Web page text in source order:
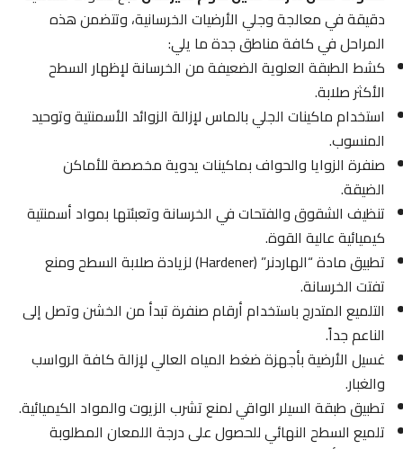
دقيقة في معالجة وجلي الأرضيات الخرسانية، وتتضمن هذه
المراحل في كافة مناطق جدة ما يلي:
كشط الطبقة العلوية الضعيفة من الخرسانة لإظهار السطح
الأكثر صلابة.
استخدام ماكينات الجلي بالماس لإزالة الزوائد الأسمنتية وتوحيد
المنسوب.
صنفرة الزوايا والحواف بماكينات يدوية مخصصة للأماكن
الضيقة.
تنظيف الشقوق والفتحات في الخرسانة وتعبئتها بمواد أسمنتية
كيميائية عالية القوة.
تطبيق مادة “الهاردنر” (Hardener) لزيادة صلابة السطح ومنع
تفتت الخرسانة.
التلميع المتدرج باستخدام أرقام صنفرة تبدأ من الخشن وتصل إلى
الناعم جداً.
غسيل الأرضية بأجهزة ضغط المياه العالي لإزالة كافة الرواسب
والغبار.
تطبيق طبقة السيلر الواقي لمنع تشرب الزيوت والمواد الكيميائية.
تلميع السطح النهائي للحصول على درجة اللمعان المطلوبة